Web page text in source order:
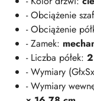
- Obciążenie
- Obciążenie
- Zamek:
- Liczba półek: 2
- Wymiary
- Wymiary